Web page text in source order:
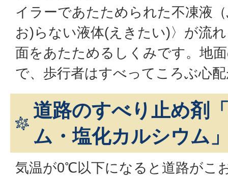
イラーであたためられた不凍液
お)らない液体(えきたい)〉が流
面をあたためるしくみです。地
で、歩行者はすべってころぶ心
道路のすべり止め剤
ム・塩化カルシウム
気温が0℃以下になると道路がこ